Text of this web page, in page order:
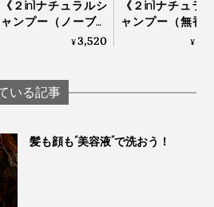
《２in1ナチュラルシ
ャンプー（ノーブル
フラワー）250ml 》
のアミノ酸系シャン
プー | uruotte
¥3,520
《２in1ナチュラ
ャンプー（無香
250ml 》「茶の
¥
いる記事
髪も顔も“美容液”で洗おう！